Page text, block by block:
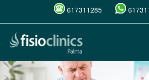
Pasar
contenido
principal
617311285